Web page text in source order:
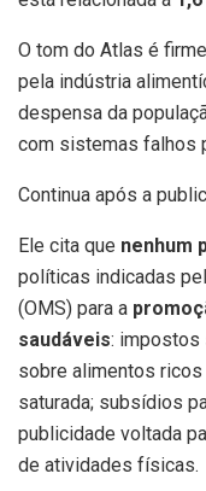
O tom do Atlas é
pela indústria
despensa da
com sistemas falhos
Continua após a
Ele cita que nenhum
políticas indicadas
(OMS) para a
saudáveis: impostos
sobre alimentos ricos
saturada; subsídios
publicidade voltada
de atividades físicas.